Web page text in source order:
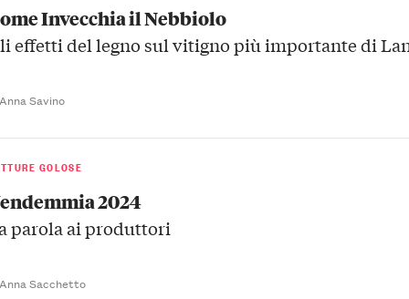
Invecchia il Nebbiolo
effetti del legno sul vitigno più importante di
Savino
GOLOSE
2024
parola ai produttori
Sacchetto